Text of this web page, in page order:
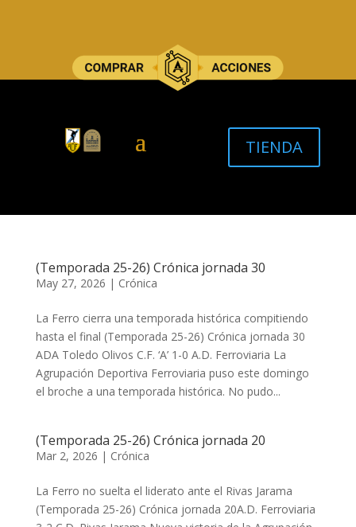
TIENDA
(Temporada 25-26) Crónica jornada 30
May 27, 2026 | Crónica
La Ferro cierra una temporada histórica compitiendo
hasta el final (Temporada 25-26) Crónica jornada 30
ADA Toledo Olivos C.F. ‘A’ 1-0 A.D. Ferroviaria ​​​​​La
Agrupación Deportiva Ferroviaria puso este domingo
el broche a una temporada histórica. No pudo...
(Temporada 25-26) Crónica jornada 20
Mar 2, 2026 | Crónica
La Ferro no suelta el liderato ante el Rivas Jarama
(Temporada 25-26) Crónica jornada 20A.D. Ferroviaria